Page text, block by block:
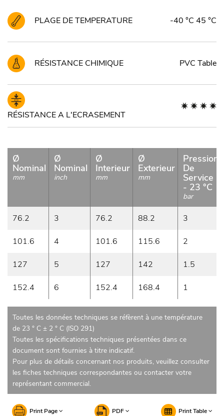
PLAGE DE TEMPERATURE -40 °C 45 °C
RÉSISTANCE CHIMIQUE PVC Table
RÉSISTANCE A L'ECRASEMENT
Ø
Nominal
mm
Ø
Nominal
inch
Ø
Interieur
mm
Ø
Exterieur
mm
Pression
De
Service
- 23 °C
bar
76.2 3 76.2 88.2 3
101.6 4 101.6 115.6 2
127 5 127 142 1.5
152.4 6 152.4 168.4 1
Toutes les données techniques se réfèrent à une température
de 23 ° C ± 2 ° C (ISO 291)
Toutes les spécifications techniques présentées dans ce
document sont fournies à titre indicatif.
Pour plus de détails concernant nos produits, veuillez consulter
les fiches techniques correspondantes ou contacter votre
représentant commercial.
Print Page PDF Print Table